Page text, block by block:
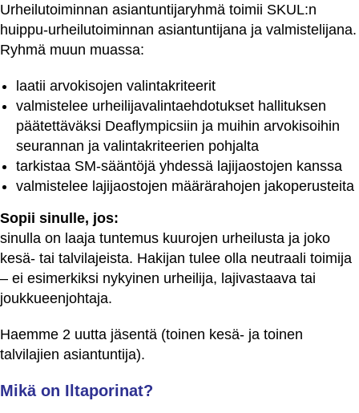
Urheilutoiminnan asiantuntijaryhmä toimii SKUL:n
huippu-urheilutoiminnan asiantuntijana ja valmistelijana.
Ryhmä muun muassa:
laatii arvokisojen valintakriteerit
valmistelee urheilijavalintaehdotukset hallituksen
päätettäväksi Deaflympicsiin ja muihin arvokisoihin
seurannan ja valintakriteerien pohjalta
tarkistaa SM-sääntöjä yhdessä lajijaostojen kanssa
valmistelee lajijaostojen määrärahojen jakoperusteita
Sopii sinulle, jos:
sinulla on laaja tuntemus kuurojen urheilusta ja joko
kesä- tai talvilajeista. Hakijan tulee olla neutraali toimija
– ei esimerkiksi nykyinen urheilija, lajivastaava tai
joukkueenjohtaja.
Haemme 2 uutta jäsentä (toinen kesä- ja toinen
talvilajien asiantuntija).
Mikä on Iltaporinat?